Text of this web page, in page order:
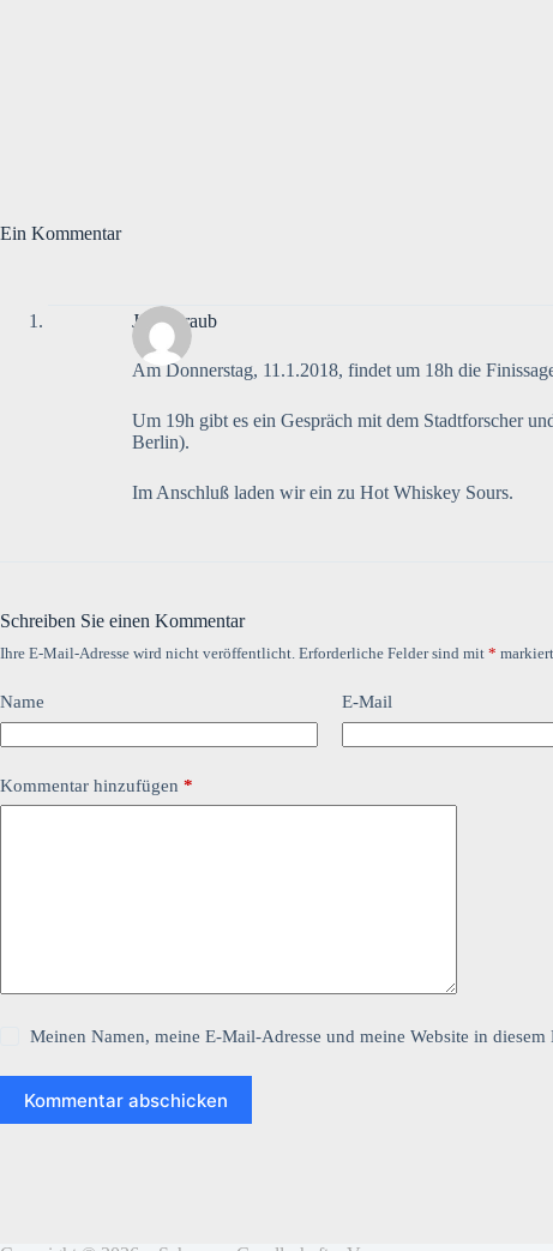
Ein Kommentar
Jaro Straub
Am Donnerstag, 11.1.2018, findet um 18h die
Um 19h gibt es ein Gespräch mit dem Stadtforscher
Berlin).
Im Anschluß laden wir ein zu Hot Whiskey Sours.
Schreiben Sie einen Kommentar
Ihre E-Mail-Adresse wird nicht veröffentlicht. Erforderliche Felder sind mit * markiert
Name E-Mail
Kommentar hinzufügen *
Meinen Namen, meine E-Mail-Adresse und meine Website in
Kommentar abschicken